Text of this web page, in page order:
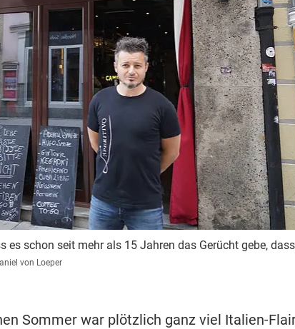
es schon seit mehr als 15 Jahren das Gerücht gebe,
von Loeper
Sommer war plötzlich ganz viel Italien-